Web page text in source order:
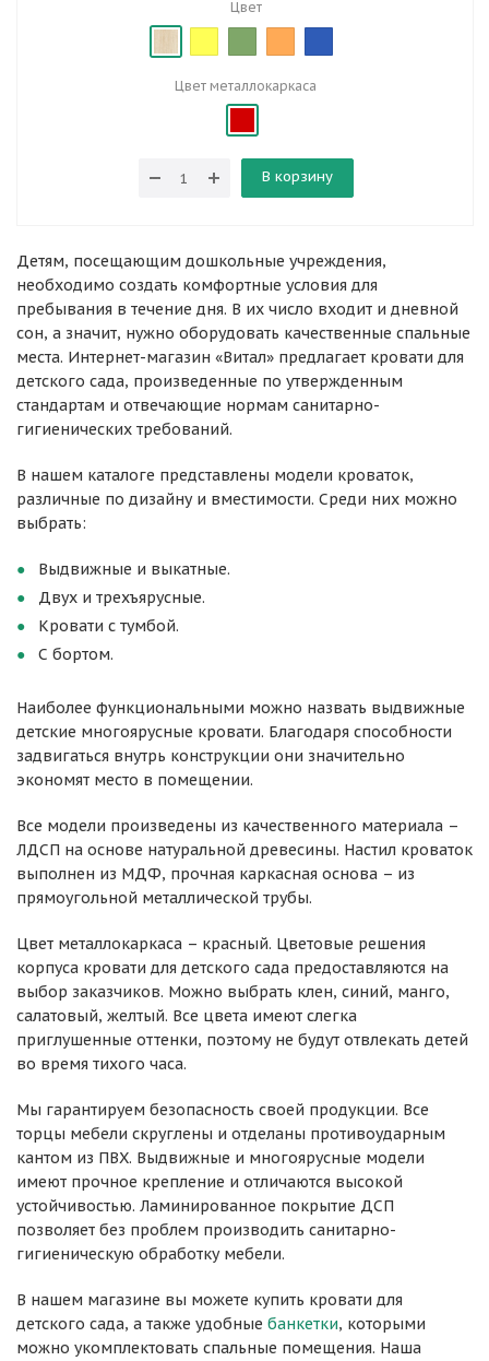
Цвет
Цвет металлокаркаса
В корзину
Детям, посещающим дошкольные учреждения,
необходимо создать комфортные условия для
пребывания в течение дня. В их число входит и дневной
сон, а значит, нужно оборудовать качественные спальные
места. Интернет-магазин «Витал» предлагает кровати для
детского сада, произведенные по утвержденным
стандартам и отвечающие нормам санитарно-
гигиенических требований.
В нашем каталоге представлены модели кроваток,
различные по дизайну и вместимости. Среди них можно
выбрать:
Выдвижные и выкатные.
Двух и трехъярусные.
Кровати с тумбой.
С бортом.
Наиболее функциональными можно назвать выдвижные
детские многоярусные кровати. Благодаря способности
задвигаться внутрь конструкции они значительно
экономят место в помещении.
Все модели произведены из качественного материала –
ЛДСП на основе натуральной древесины. Настил кроваток
выполнен из МДФ, прочная каркасная основа – из
прямоугольной металлической трубы.
Цвет металлокаркаса – красный. Цветовые решения
корпуса кровати для детского сада предоставляются на
выбор заказчиков. Можно выбрать клен, синий, манго,
салатовый, желтый. Все цвета имеют слегка
приглушенные оттенки, поэтому не будут отвлекать детей
во время тихого часа.
Мы гарантируем безопасность своей продукции. Все
торцы мебели скруглены и отделаны противоударным
кантом из ПВХ. Выдвижные и многоярусные модели
имеют прочное крепление и отличаются высокой
устойчивостью. Ламинированное покрытие ДСП
позволяет без проблем производить санитарно-
гигиеническую обработку мебели.
В нашем магазине вы можете купить кровати для
детского сада, а также удобные банкетки, которыми
можно укомплектовать спальные помещения. Наша